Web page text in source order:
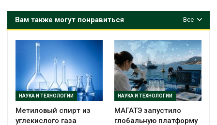
Все
Вам также могут понравиться
НАУКА И ТЕХНОЛОГИИ
Метиловый спирт из
углекислого газа
НАУКА И ТЕХНОЛОГИИ
МАГАТЭ запустило
глобальную платформу